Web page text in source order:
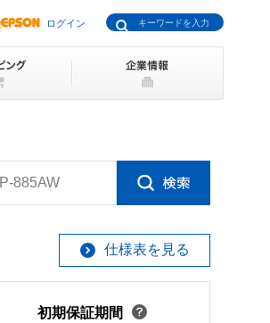
ログイン
885AW
仕様表を見る
初期保証期間